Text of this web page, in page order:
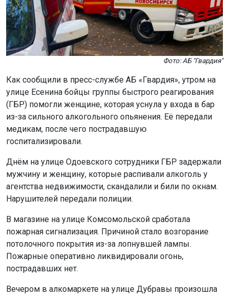
Минспорта НСО. Турнир включает соревнования по 44
видам спорта и является важным этапом отбора на
Олимпийские игры 2028 года в Лос-Анджелесе.
Торжественное открытие соревнований состоится 8
августа в Екатеринбурге. Оно приурочено ко Дню
физкультурника и пройдёт во Дворце игровых видов
спорта.
Новосибирская область представлена в 27 видах
спорта. Участники готовятся показать свои лучшие
результаты на главном национальном турнире года.
тройку сильнейшихна «Стальной воле».
Автор: Алиса Новохатская
Читать все
публикации автора